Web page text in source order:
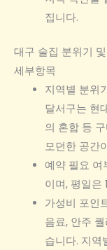
집니다.
대구 술집 분위기
세부항목
지역별 분위
달서구는 현
의 혼합 등
모던한 공간
예약 필요 여
이며, 평일은
가성비 포인
음료, 안주
습니다. 지역